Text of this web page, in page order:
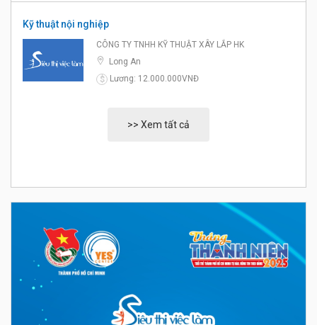
Kỹ thuật nội nghiệp
CÔNG TY TNHH KỸ THUẬT XÂY LẮP HK
Long An
$
Lương: 12.000.000VNĐ
>> Xem tất cả